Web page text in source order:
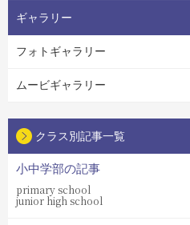
ギャラリー
フォトギャラリー
ムービギャラリー
クラス別記事一覧
小中学部の記事
primary school
junior high school